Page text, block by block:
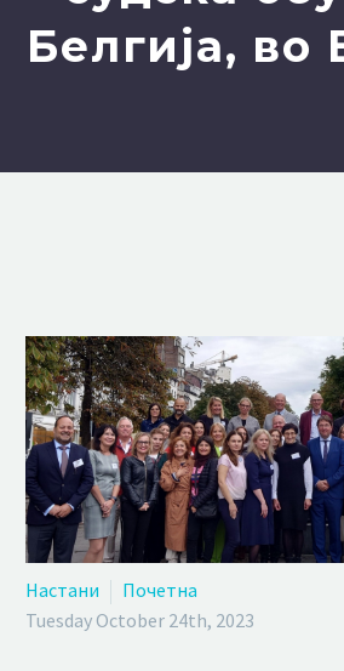
Белгија, во
Настани
Почетна
Tuesday October 24th, 2023